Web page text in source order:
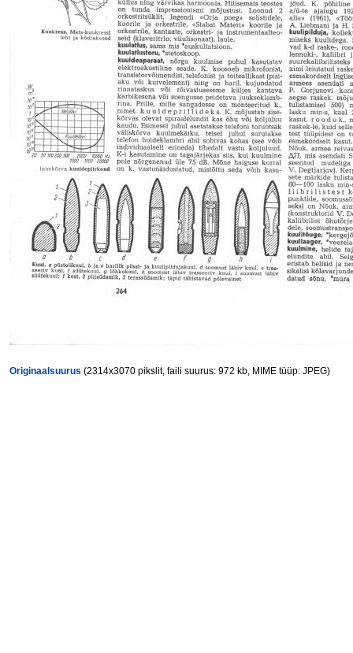
Originaalsuurus (2314x3070 pikslit, faili suurus: 972 kb, MIME tüüp: JPEG)